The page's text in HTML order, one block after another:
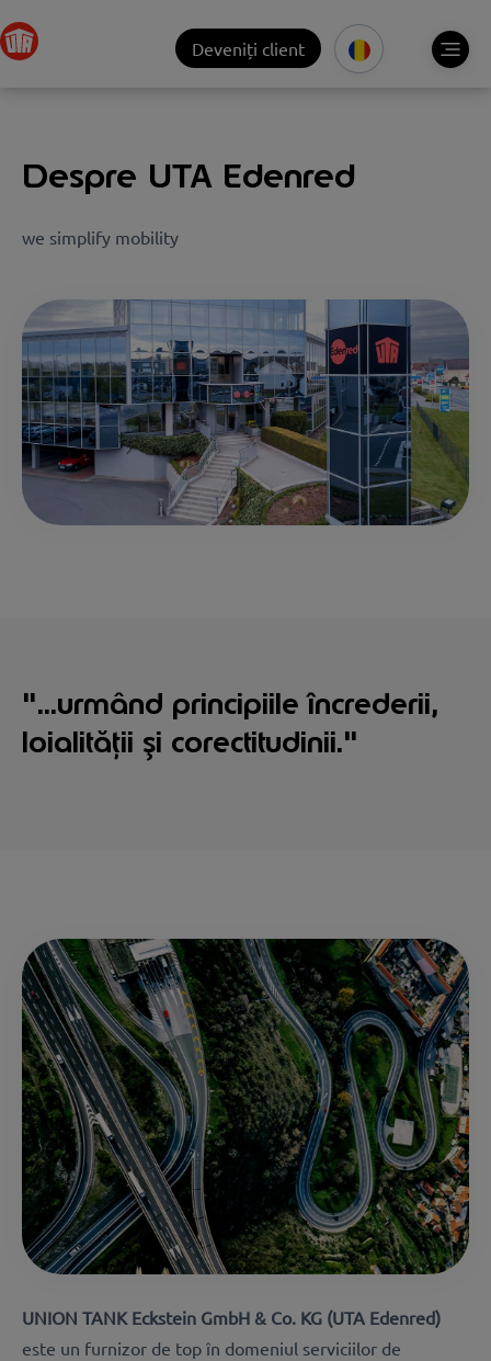
Deveniți client
Despre UTA Edenred
we simplify mobility
"...urmând principiile încrederii,
loialității și corectitudinii."
UNION TANK Eckstein GmbH & Co. KG (UTA Edenred)
este un furnizor de top în domeniul serviciilor de